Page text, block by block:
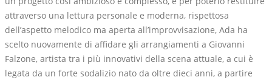
attraverso una lettura personale e moderna, rispettosa
dell’aspetto melodico ma aperta all’improvvisazione, Ada ha
scelto nuovamente di affidare gli arrangiamenti a Giovanni
Falzone, artista tra i più innovativi della scena attuale, a cui è
legata da un forte sodalizio nato da oltre dieci anni, a partire